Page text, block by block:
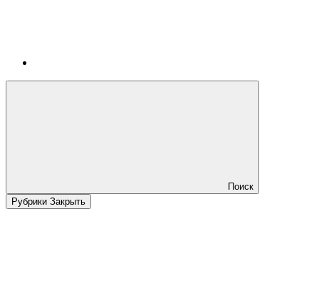
Поиск
Рубрики Закрыть